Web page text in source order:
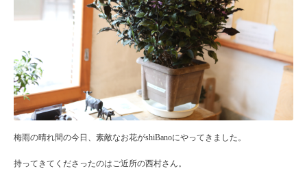
梅雨の晴れ間の今日、素敵なお花がshiBanoにやってきました。
持ってきてくださったのはご近所の西村さん。